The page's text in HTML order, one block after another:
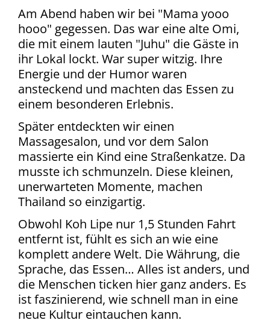
Am Abend haben wir bei "Mama yooo
hooo" gegessen. Das war eine alte Omi,
die mit einem lauten "Juhu" die Gäste in
ihr Lokal lockt. War super witzig. Ihre
Energie und der Humor waren
ansteckend und machten das Essen zu
einem besonderen Erlebnis.
Später entdeckten wir einen
Massagesalon, und vor dem Salon
massierte ein Kind eine Straßenkatze. Da
musste ich schmunzeln. Diese kleinen,
unerwarteten Momente, machen
Thailand so einzigartig.
Obwohl Koh Lipe nur 1,5 Stunden Fahrt
entfernt ist, fühlt es sich an wie eine
komplett andere Welt. Die Währung, die
Sprache, das Essen… Alles ist anders, und
die Menschen ticken hier ganz anders. Es
ist faszinierend, wie schnell man in eine
neue Kultur eintauchen kann.